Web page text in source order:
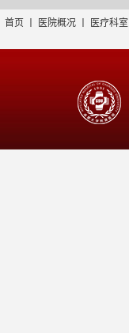
首页
医院概况 医疗科室